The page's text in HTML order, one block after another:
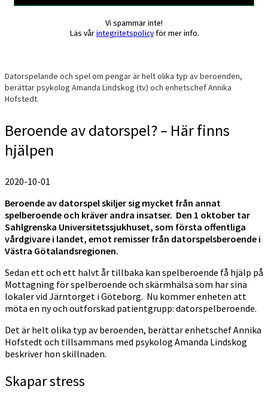
Vi spammar inte!
Läs vår integritetspolicyför mer info.
Datorspelande och spel om pengar är helt olika typ av beroenden,
berättar psykolog Amanda Lindskog (tv) och enhetschef Annika
Hofstedt.
Beroende av datorspel? – Här finns
hjälpen
2020-10-01
Beroende av datorspel skiljer sig mycket från annat
spelberoende och kräver andra insatser. Den 1 oktober tar
Sahlgrenska Universitetssjukhuset, som första offentliga
vårdgivare i landet, emot remisser från datorspelsberoende i
Västra Götalandsregionen.
Sedan ett och ett halvt år tillbaka kan spelberoende få hjälp på
Mottagning för spelberoende och skärmhälsa som har sina
lokaler vid Järntorget i Göteborg. Nu kommer enheten att
möta en ny och outforskad patientgrupp: datorspelberoende.
Det är helt olika typ av beroenden, berättar enhetschef Annika
Hofstedt och tillsammans med psykolog Amanda Lindskog
beskriver hon skillnaden.
Skapar stress